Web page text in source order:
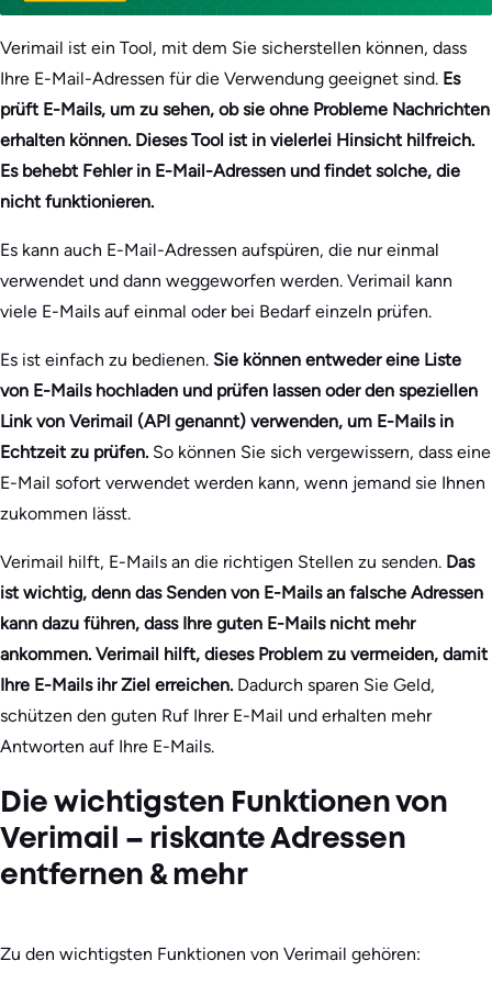
Verimail ist ein Tool, mit dem Sie sicherstellen können, dass
Ihre E-Mail-Adressen für die Verwendung geeignet sind. Es
prüft E-Mails, um zu sehen, ob sie ohne Probleme Nachrichten
erhalten können. Dieses Tool ist in vielerlei Hinsicht hilfreich.
Es behebt Fehler in E-Mail-Adressen und findet solche, die
nicht funktionieren.
Es kann auch E-Mail-Adressen aufspüren, die nur einmal
verwendet und dann weggeworfen werden. Verimail kann
viele E-Mails auf einmal oder bei Bedarf einzeln prüfen.
Es ist einfach zu bedienen. Sie können entweder eine Liste
von E-Mails hochladen und prüfen lassen oder den speziellen
Link von Verimail (API genannt) verwenden, um E-Mails in
Echtzeit zu prüfen. So können Sie sich vergewissern, dass eine
E-Mail sofort verwendet werden kann, wenn jemand sie Ihnen
zukommen lässt.
Verimail hilft, E-Mails an die richtigen Stellen zu senden. Das
ist wichtig, denn das Senden von E-Mails an falsche Adressen
kann dazu führen, dass Ihre guten E-Mails nicht mehr
ankommen. Verimail hilft, dieses Problem zu vermeiden, damit
Ihre E-Mails ihr Ziel erreichen. Dadurch sparen Sie Geld,
schützen den guten Ruf Ihrer E-Mail und erhalten mehr
Antworten auf Ihre E-Mails.
Die wichtigsten Funktionen von
Verimail – riskante Adressen
entfernen & mehr
Zu den wichtigsten Funktionen von Verimail gehören: